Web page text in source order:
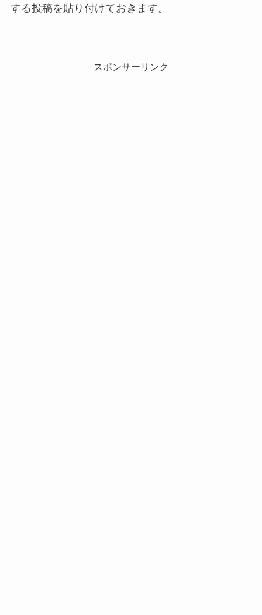
する投稿を貼り付けておきます。
スポンサーリンク